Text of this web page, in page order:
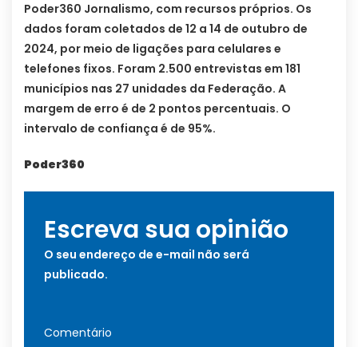
Poder360 Jornalismo, com recursos próprios. Os
dados foram coletados de 12 a 14 de outubro de
2024, por meio de ligações para celulares e
telefones fixos. Foram 2.500 entrevistas em 181
municípios nas 27 unidades da Federação. A
margem de erro é de 2 pontos percentuais. O
intervalo de confiança é de 95%.
Poder360
Escreva sua opinião
O seu endereço de e-mail não será
publicado.
Comentário